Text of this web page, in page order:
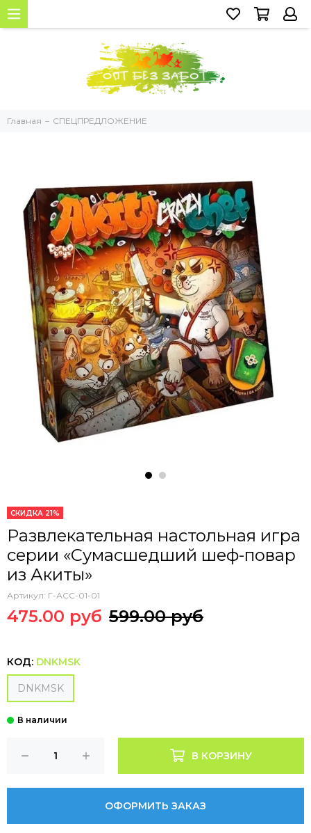
Главная СПЕЦПРЕДЛОЖЕНИЕ
СКИДКА 21%
Развлекательная настольная игра
серии «Сумасшедший шеф-повар
из Акиты»
Артикул: Г-АСС-01-01
475.00 руб 599.00 руб
КОД: DNKMSK
DNKMSK
В КОРЗИНУ
ОФОРМИТЬ ЗАКАЗ